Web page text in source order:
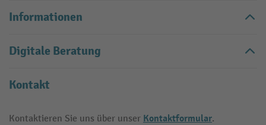
Informationen
Digitale Beratung
Kontakt
Kontaktieren Sie uns über unser Kontaktformular.